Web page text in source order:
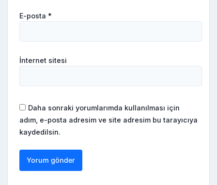
E-posta *
İnternet sitesi
Daha sonraki yorumlarımda kullanılması için
adım, e-posta adresim ve site adresim bu tarayıcıya
kaydedilsin.